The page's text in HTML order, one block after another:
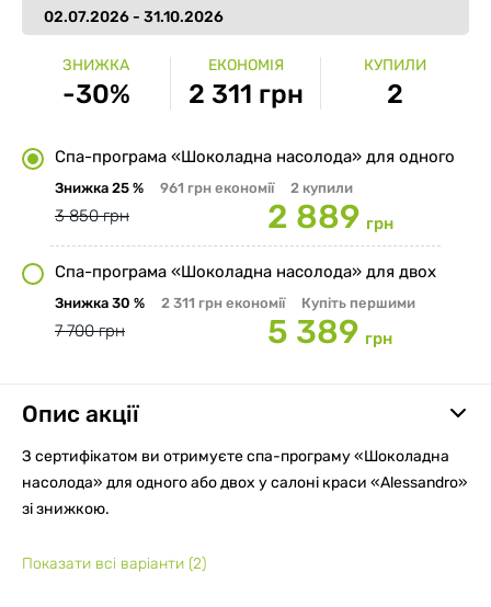
02.07.2026 - 31.10.2026
ЗНИЖКА
-30%
ЕКОНОМІЯ
2 311 грн
КУПИЛИ
2
Спа-програма «Шоколадна насолода» для одного
Знижка 25 % 961 грн економії 2 купили
3 850 грн 2 889 грн
Спа-програма «Шоколадна насолода» для двох
Знижка 30 % 2 311 грн економії Купіть першими
7 700 грн 5 389 грн
Опис акції
З сертифікатом ви отримуєте спа-програму «Шоколадна
насолода» для одного або двох у салоні краси «Alessandro»
зі знижкою.
Показати всі варіанти (2)